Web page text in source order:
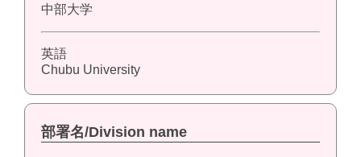
中部大学
英語
Chubu University
部署名/Division name